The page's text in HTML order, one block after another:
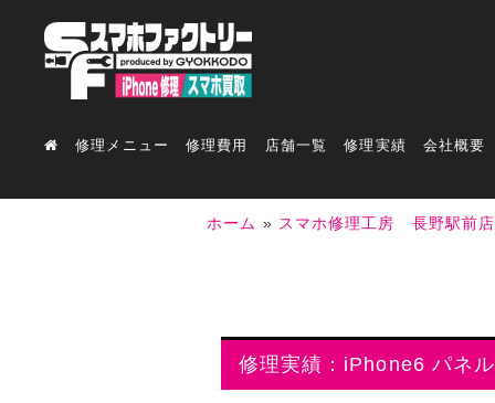
修理メニュー 修理費用 店舗一覧 修理実績 会社概要
ホーム » スマホ修理工房 長野駅前
修理実績：iPhone6 パネ